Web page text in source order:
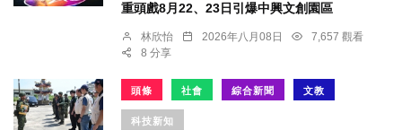
重頭戲8月22、23日引爆中興文創園區
林欣怡 2026年八月08日
7,657 觀看
8 分享
頭條 社會 綜合新聞 文教
科技新知